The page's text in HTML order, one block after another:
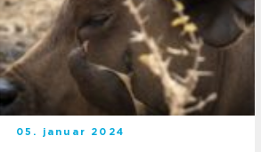
05. januar 2024